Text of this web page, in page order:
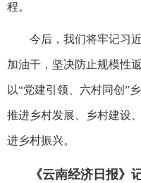
程。
今后，我们将牢记习近
加油干，坚决防止规模性
以“党建引领、六村同创”
推进乡村发展、乡村建设
进乡村振兴。
《云南经济日报》